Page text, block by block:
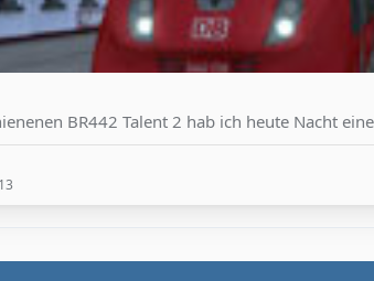
BR442 Talent 2 hab ich heute Nacht